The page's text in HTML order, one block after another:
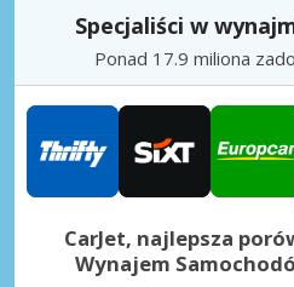
Handen Miasto
Handen, Szwecja
Haninge Miasto
Haninge, Szwecja
Katrineholm Miasto
Katrineholm, Szwecja
Länna Miasto
Länna, Szwecja
Specjaliści w
Ponad 17.9 miliona
CarJet, najlepsza
Wynajem